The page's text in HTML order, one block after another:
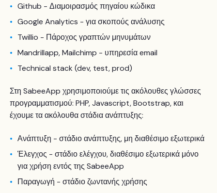
Github - Διαμοιρασμός πηγαίου κώδικα
Google Analytics - για σκοπούς ανάλυσης
Twillio - Πάροχος γραπτών μηνυμάτων
Mandrillapp, Mailchimp - υπηρεσία email
Technical stack (dev, test, prod)
Στη SabeeApp χρησιμοποιούμε τις ακόλουθες γλώσσες
προγραμματισμού: PHP, Javascript, Bootstrap, και
έχουμε τα ακόλουθα στάδια ανάπτυξης:
Ανάπτυξη - στάδιο ανάπτυξης, μη διαθέσιμο εξωτερικά
Έλεγχος - στάδιο ελέγχου, διαθέσιμο εξωτερικά μόνο
για χρήση εντός της SabeeApp
Παραγωγή - στάδιο ζωντανής χρήσης